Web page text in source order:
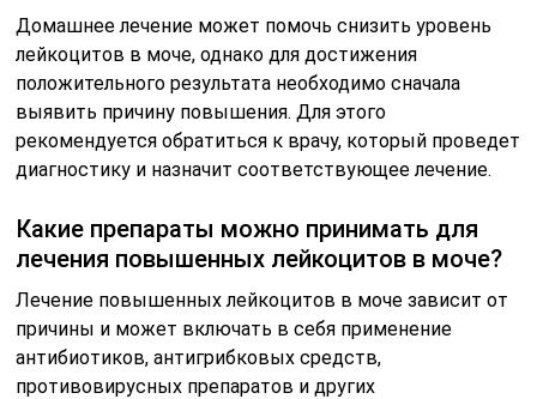
Домашнее лечение может помочь снизить уровень
лейкоцитов в моче, однако для достижения
положительного результата необходимо сначала
выявить причину повышения. Для этого
рекомендуется обратиться к врачу, который проведет
диагностику и назначит соответствующее лечение.
Какие препараты можно принимать для
лечения повышенных лейкоцитов в моче?
Лечение повышенных лейкоцитов в моче зависит от
причины и может включать в себя применение
антибиотиков, антигрибковых средств,
противовирусных препаратов и других